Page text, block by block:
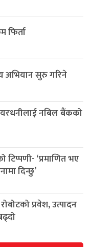
फिर्ता
अभियान सुरु गरिने
नबिल बैंकको
टिप्पणी- ‘प्रमाणित भए
दिन्छु’
प्रवेश, उत्पादन